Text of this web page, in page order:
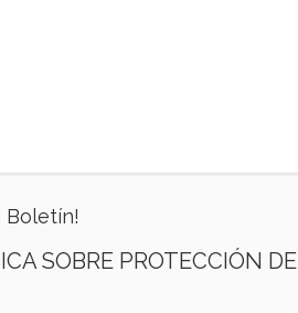
Boletín!
SOBRE PROTECCIÓN DE